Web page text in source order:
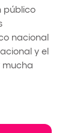
público
nacional
y el
mucha